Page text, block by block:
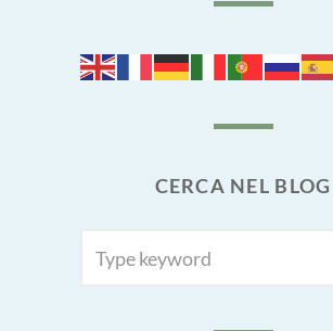
CERCA NEL BLOG
FOR: